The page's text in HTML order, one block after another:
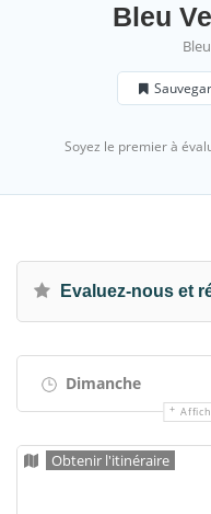
Bleu
Soyez le premier à
Evaluez-nous et
Dimanche
Obtenir l'itinéraire